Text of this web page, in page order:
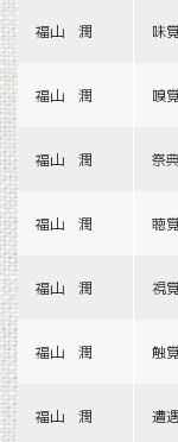
福山 潤 味
福山 潤 嗅
福山 潤 祭典
福山 潤 聴
福山 潤 視
福山 潤 触
福山 潤 遭